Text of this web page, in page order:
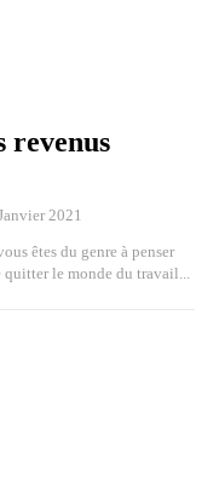
revenus
2021
êtes du genre à penser
quitter le monde du travail...